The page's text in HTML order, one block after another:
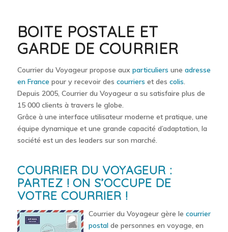
BOITE POSTALE ET
GARDE DE COURRIER
Courrier du Voyageur propose aux particuliers une adresse
en France pour y recevoir des courriers et des colis.
Depuis 2005, Courrier du Voyageur a su satisfaire plus de
15 000 clients à travers le globe.
Grâce à une interface utilisateur moderne et pratique, une
équipe dynamique et une grande capacité d’adaptation, la
société est un des leaders sur son marché.
COURRIER DU VOYAGEUR :
PARTEZ ! ON S’OCCUPE DE
VOTRE COURRIER !
Courrier du Voyageur gère le courrier
postalde personnes en voyage, en